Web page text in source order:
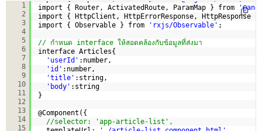
1
2
3
4
5
6
7
8
9
10
11
12
13
14
15
import { Router, ActivatedRoute, ParamMap } from
import { HttpClient, HttpErrorResponse, HttpResponse
import { Observable } from
'rxjs/Observable' ;
// กำหนด interface ให้สอดคล้องกับข้อมูลที่ส่งมา
interface Articles{
'userId' :number,
'id' :number,
'title' :string,
'body' :string
}
@Component({
//selector: 'app-article-list',